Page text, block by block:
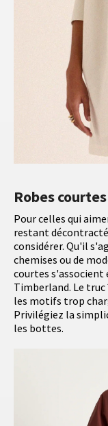
Robes
Pour celles qui
restant
considérer. Qu'il
chemises ou de
courtes s'associent
Timberland. Le truc
les motifs trop
Privilégiez la
les bottes.